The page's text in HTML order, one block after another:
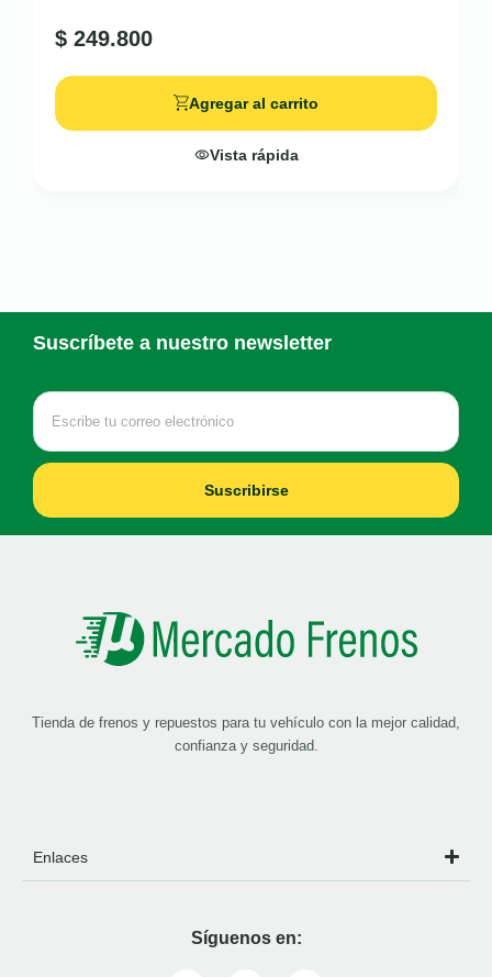
$ 249.800
Agregar al carrito
Vista rápida
Suscríbete a nuestro newsletter
Suscribirse
Tienda de frenos y repuestos para tu vehículo con la mejor calidad,
confianza y seguridad.
Enlaces
Síguenos en: